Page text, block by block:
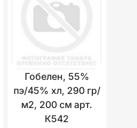
Гобелен, 55%
пэ/45% хл, 290 гр/
м2, 200 см арт.
К542